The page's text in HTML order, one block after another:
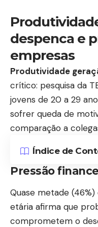
despenca e
empresas
Produtividade
crítico: pesquisa da
jovens de 20 a 29
sofrer queda de
comparação a
Índice de
Pressão
Quase metade
etária afirma que
comprometem o